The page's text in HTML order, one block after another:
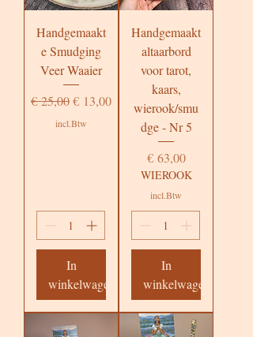
Handgemaakt
e Smudging
Veer Waaier
Normale prijs
€ 25,00Verkoopprijs
€ 13,00
incl.Btw
In
winkelwagen
Handgemaakt
altaarbord
voor tarot,
kaars,
wierook/smu
dge - Nr 5
Prijs
€ 63,00
WIEROOK
incl.Btw
In
winkelwagen